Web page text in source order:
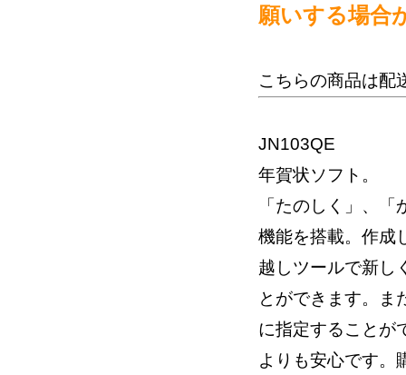
願いする場合
こちらの商品は配
JN103QE
年賀状ソフト。
「たのしく」、
機能を搭載。作成
越しツールで新し
とができます。ま
に指定することが
よりも安心です。